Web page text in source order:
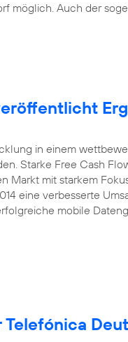
möglich. Auch der
in einem
Starke Free Cash
Markt mit starkem
eine verbesserte
mobile